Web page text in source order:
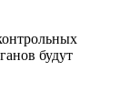
будут